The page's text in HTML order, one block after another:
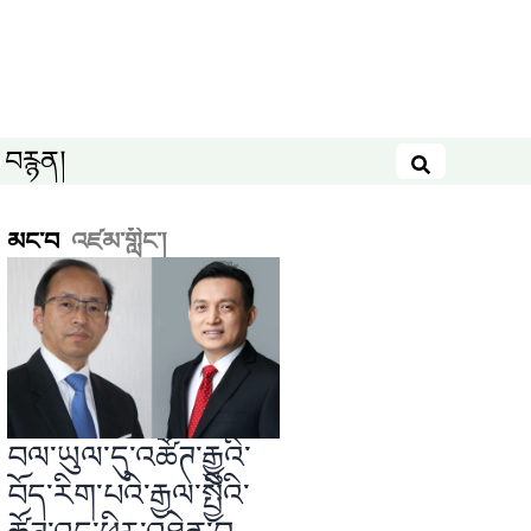
བརྙན།
མང་བ འཛམ་གླིང༌།
བལ་ཡུལ་དུ་འཚོཊ་རྒྱུའི་
བོད་རིག་པའི་རྒྱལ་སྤྱིའི་